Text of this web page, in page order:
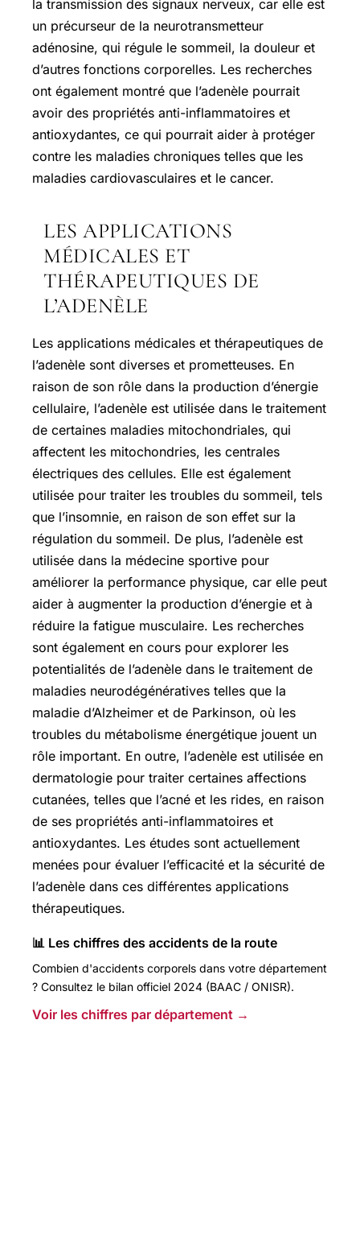
la transmission des signaux nerveux, car elle est
un précurseur de la neurotransmetteur
adénosine, qui régule le sommeil, la douleur et
d’autres fonctions corporelles. Les recherches
ont également montré que l’adenèle pourrait
avoir des propriétés anti-inflammatoires et
antioxydantes, ce qui pourrait aider à protéger
contre les maladies chroniques telles que les
maladies cardiovasculaires et le cancer.
LES APPLICATIONS
MÉDICALES ET
THÉRAPEUTIQUES DE
L’ADENÈLE
Les applications médicales et thérapeutiques de
l’adenèle sont diverses et prometteuses. En
raison de son rôle dans la production d’énergie
cellulaire, l’adenèle est utilisée dans le traitement
de certaines maladies mitochondriales, qui
affectent les mitochondries, les centrales
électriques des cellules. Elle est également
utilisée pour traiter les troubles du sommeil, tels
que l’insomnie, en raison de son effet sur la
régulation du sommeil. De plus, l’adenèle est
utilisée dans la médecine sportive pour
améliorer la performance physique, car elle peut
aider à augmenter la production d’énergie et à
réduire la fatigue musculaire. Les recherches
sont également en cours pour explorer les
potentialités de l’adenèle dans le traitement de
maladies neurodégénératives telles que la
maladie d’Alzheimer et de Parkinson, où les
troubles du métabolisme énergétique jouent un
rôle important. En outre, l’adenèle est utilisée en
dermatologie pour traiter certaines affections
cutanées, telles que l’acné et les rides, en raison
de ses propriétés anti-inflammatoires et
antioxydantes. Les études sont actuellement
menées pour évaluer l’efficacité et la sécurité de
l’adenèle dans ces différentes applications
thérapeutiques.
📊 Les chiffres des accidents de la route
Combien d'accidents corporels dans votre département
? Consultez le bilan officiel 2024 (BAAC / ONISR).
Voir les chiffres par département →